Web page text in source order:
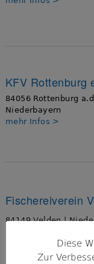
KFV Rottenburg
84056 Rottenburg
Niederbayern
mehr Infos >
Fischereiverein
84149 Velden |
Diese
Zur